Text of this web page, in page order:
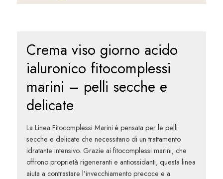
Crema viso giorno acido
ialuronico fitocomplessi
marini – pelli secche e
delicate
La LineaFitocomplessi Marini è pensata per lepelli
secche e delicate che necessitano di un trattamento
idratante intensivo. Grazie ai fitocomplessi marini, che
offrono proprietà rigeneranti e antiossidanti, questa linea
aiuta a contrastare l’invecchiamento precoce e a